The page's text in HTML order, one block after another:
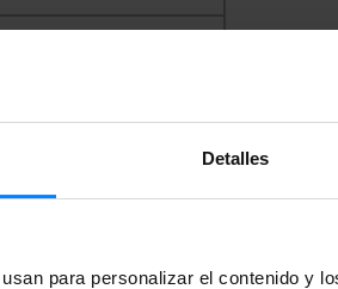
Detalles
para personalizar el contenido y